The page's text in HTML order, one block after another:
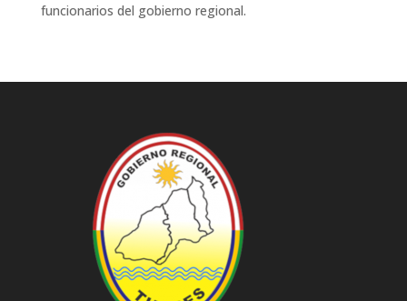
funcionarios del gobierno regional.